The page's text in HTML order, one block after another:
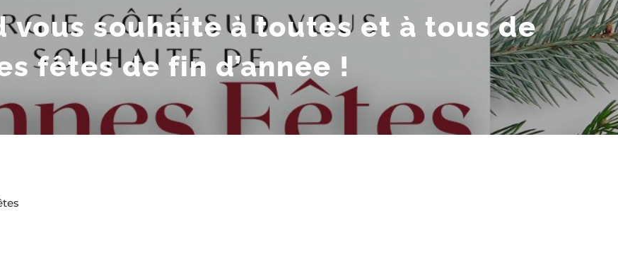
Tertiaire Solaire
vous souhaite à toutes et à tous de
fêtes de fin d’année !